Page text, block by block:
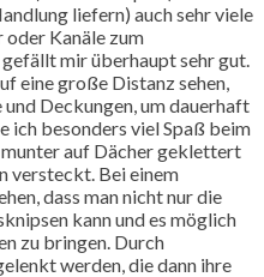
liefern) auch sehr viele
Kanäle zum
mir überhaupt sehr gut.
eine große Distanz sehen,
Deckungen, um dauerhaft
ich besonders viel Spaß beim
auf Dächer geklettert
versteckt. Bei einem
dass man nicht nur die
kann und es möglich
zu bringen. Durch
werden, die dann ihre